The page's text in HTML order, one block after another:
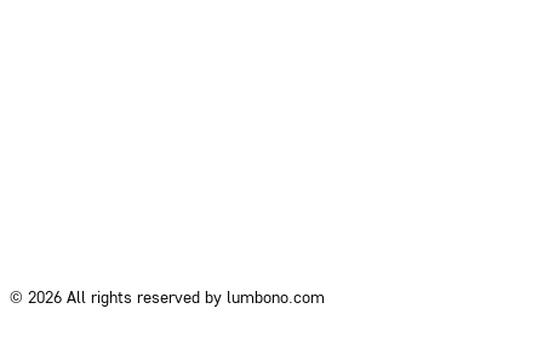
© 2026 All rights reserved by lumbono.com